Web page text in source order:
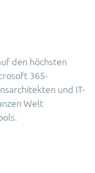
den höchsten
365-
und IT-
Welt